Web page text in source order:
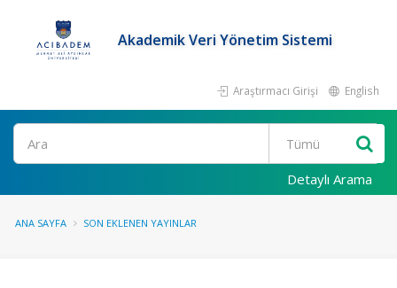
Akademik Veri Yönetim Sistemi
Araştırmacı Girişi English
Ara
Detaylı Arama
ANA SAYFA SON EKLENEN YAYINLAR